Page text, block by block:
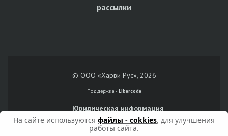
рассылки
© ООО «Харви Рус», 2026
Поддержка - Libercode
Юридическая информация
На сайте используются файлы - cokkies, для улучшения
работы сайта.